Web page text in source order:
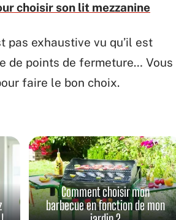
choisir son lit mezzanine
pas exhaustive vu qu’il est
de points de fermeture… Vous
faire le bon choix.
Comment choisir mon
barbecue en fonction de mon